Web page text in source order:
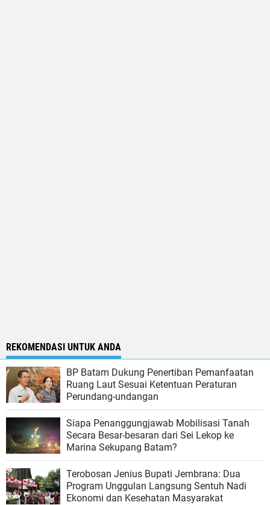
REKOMENDASI UNTUK ANDA
BP Batam Dukung Penertiban Pemanfaatan
Ruang Laut Sesuai Ketentuan Peraturan
Perundang-undangan
Siapa Penanggungjawab Mobilisasi Tanah
Secara Besar-besaran dari Sei Lekop ke
Marina Sekupang Batam?
Terobosan Jenius Bupati Jembrana: Dua
Program Unggulan Langsung Sentuh Nadi
Ekonomi dan Kesehatan Masyarakat